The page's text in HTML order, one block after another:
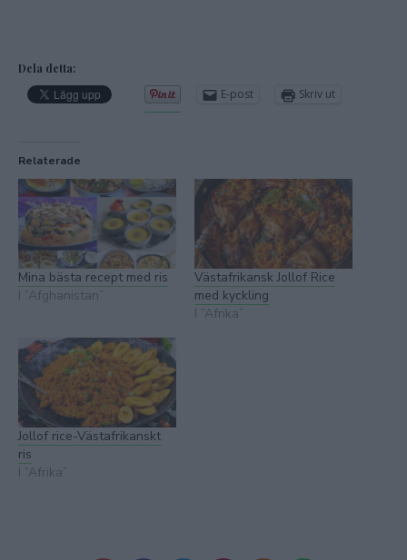
Dela detta:
E-post Skriv ut
Relaterade
Mina bästa recept med ris
I ”Afghanistan”
Västafrikansk Jollof Rice
med kyckling
I ”Afrika”
Jollof rice-Västafrikanskt
ris
I ”Afrika”